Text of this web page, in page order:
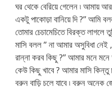
ঘর থেকে বেরিয়ে গেলেন ৷ আমায়
একটু পাকোড়া বানিয়ে দি ?” আমি
তোমার চেচামেচিতে বিরক্ত লাগলে
মাসি বলল ” না আমার অসুবিধা নেই
রান্না করব কিছু ?” আমার মনে
কেউ কিছু খাবে ? আমার মাসি কিন্তু
বরুন বাড়ি চলে যাবে ৷ বরুন অনেক